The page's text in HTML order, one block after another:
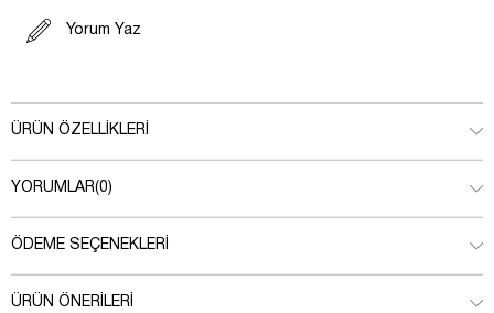
Yorum Yaz
ÜRÜN ÖZELLIKLERI
YORUMLAR(0)
ÖDEME SEÇENEKLERI
ÜRÜN ÖNERILERI